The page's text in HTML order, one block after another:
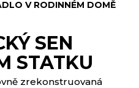
V RODINNÉM DOMĚ
SEN
STATKU
zrekonstruovaná